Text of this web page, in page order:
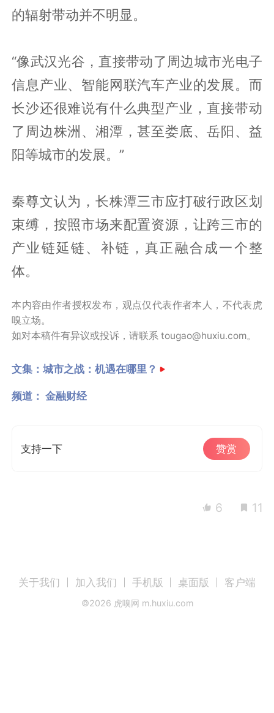
的辐射带动并不明显。
“像武汉光谷，直接带动了周边城市光电子
信息产业、智能网联汽车产业的发展。而
长沙还很难说有什么典型产业，直接带动
了周边株洲、湘潭，甚至娄底、岳阳、益
阳等城市的发展。”
秦尊文认为，长株潭三市应打破行政区划
束缚，按照市场来配置资源，让跨三市的
产业链延链、补链，真正融合成一个整
体。
本内容由作者授权发布，观点仅代表作者本人，不代表虎
嗅立场。
如对本稿件有异议或投诉，请联系 tougao@huxiu.com。
文集：城市之战：机遇在哪里？
频道： 金融财经
支持一下 赞赏
6 11
关于我们 加入我们 手机版 桌面版 客户端
©2026 虎嗅网 m.huxiu.com